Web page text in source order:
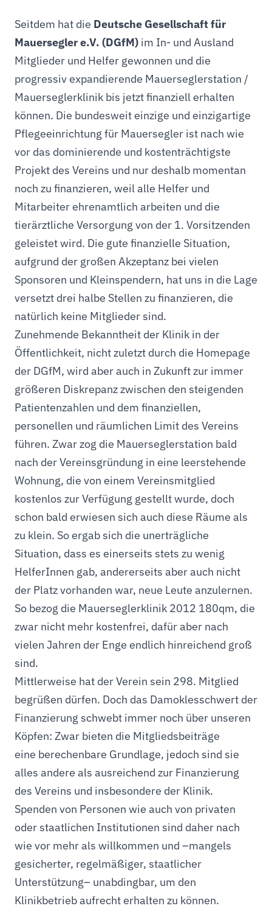
Seitdem hat die Deutsche Gesellschaft für
Mauersegler e.V. (DGfM) im In- und Ausland
Mitglieder und Helfer gewonnen und die
progressiv expandierende Mauerseglerstation /
Mauerseglerklinik bis jetzt finanziell erhalten
können. Die bundesweit einzige und einzigartige
Pflegeeinrichtung für Mauersegler ist nach wie
vor das dominierende und kostenträchtigste
Projekt des Vereins und nur deshalb momentan
noch zu finanzieren, weil alle Helfer und
Mitarbeiter ehrenamtlich arbeiten und die
tierärztliche Versorgung von der 1. Vorsitzenden
geleistet wird. Die gute finanzielle Situation,
aufgrund der großen Akzeptanz bei vielen
Sponsoren und Kleinspendern, hat uns in die Lage
versetzt drei halbe Stellen zu finanzieren, die
natürlich keine Mitglieder sind.
Zunehmende Bekanntheit der Klinik in der
Öffentlichkeit, nicht zuletzt durch die Homepage
der DGfM, wird aber auch in Zukunft zur immer
größeren Diskrepanz zwischen den steigenden
Patientenzahlen und dem finanziellen,
personellen und räumlichen Limit des Vereins
führen. Zwar zog die Mauerseglerstation bald
nach der Vereinsgründung in eine leerstehende
Wohnung, die von einem Vereinsmitglied
kostenlos zur Verfügung gestellt wurde, doch
schon bald erwiesen sich auch diese Räume als
zu klein. So ergab sich die unerträgliche
Situation, dass es einerseits stets zu wenig
HelferInnen gab, andererseits aber auch nicht
der Platz vorhanden war, neue Leute anzulernen.
So bezog die Mauerseglerklinik 2012 180qm, die
zwar nicht mehr kostenfrei, dafür aber nach
vielen Jahren der Enge endlich hinreichend groß
sind.
Mittlerweise hat der Verein sein 298. Mitglied
begrüßen dürfen. Doch das Damoklesschwert der
Finanzierung schwebt immer noch über unseren
Köpfen: Zwar bieten die Mitgliedsbeiträge
eine berechenbare Grundlage, jedoch sind sie
alles andere als ausreichend zur Finanzierung
des Vereins und insbesondere der Klinik.
Spenden von Personen wie auch von privaten
oder staatlichen Institutionen sind daher nach
wie vor mehr als willkommen und –mangels
gesicherter, regelmäßiger, staatlicher
Unterstützung– unabdingbar, um den
Klinikbetrieb aufrecht erhalten zu können.